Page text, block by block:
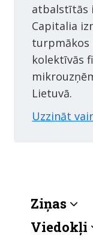
atbalstītās
Capitalia
turpmākos
kolektīvās
Lietuvā.
Uzzināt
Ziņas
Viedokļi